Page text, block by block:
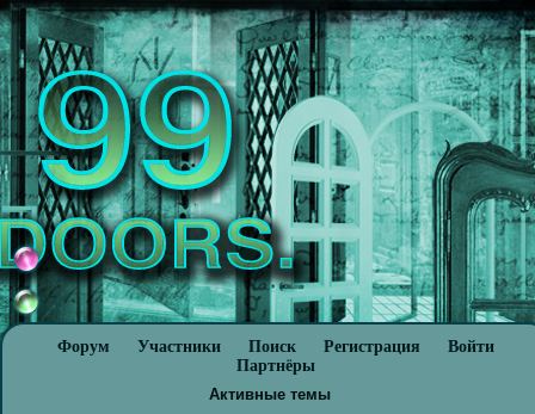
Форум Участники Поиск Регистрация
Войти
Партнёры
Активные темы